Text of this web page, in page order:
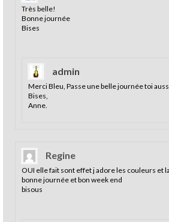
Très belle!
Bonne journée
Bises
admin
Merci Bleu, Passe une belle journée toi
Bises,
Anne.
Regine
OUI elle fait sont effet j adore les couleurs et
bonne journée et bon week end
bisous